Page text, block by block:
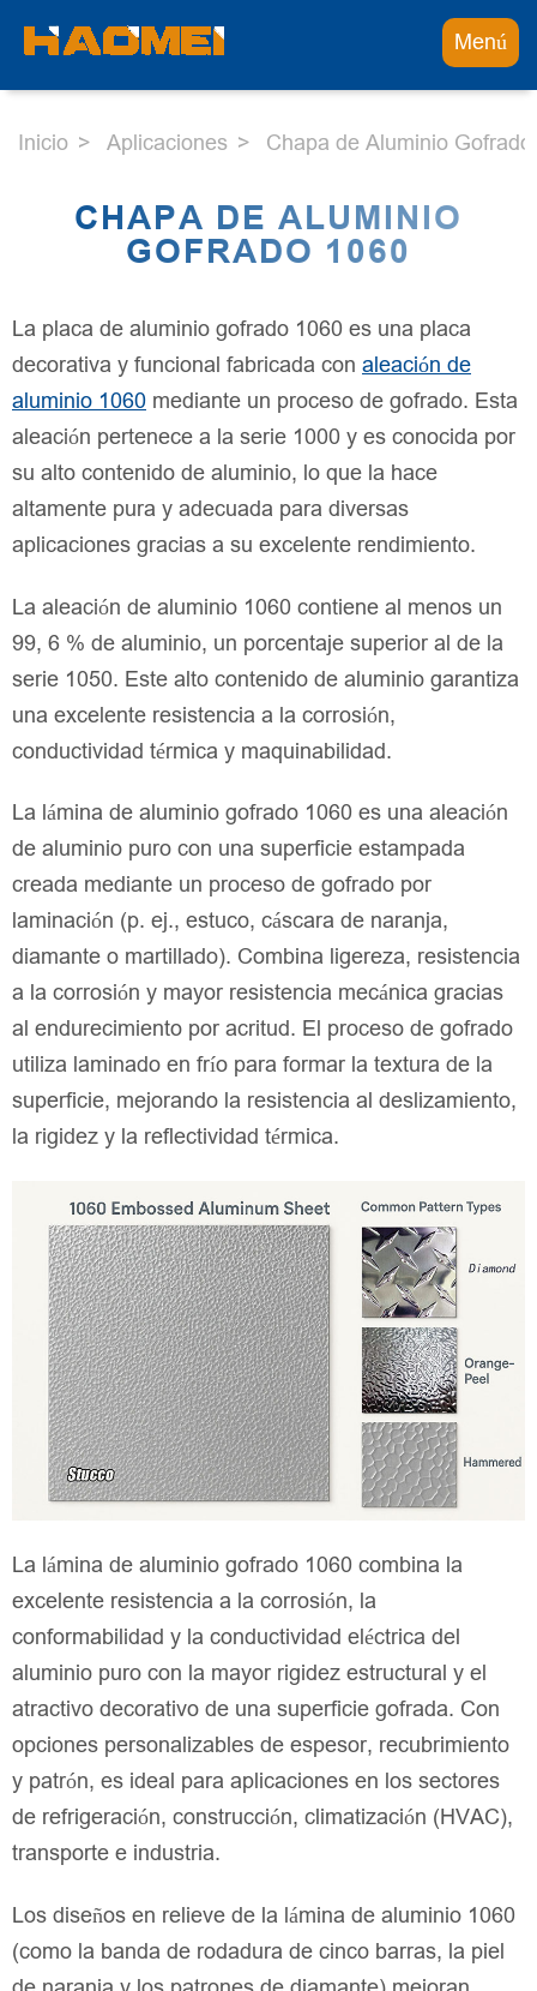
Menú
Inicio Aplicaciones Chapa de Aluminio
CHAPA DE ALUMINIO
GOFRADO 1060
La placa de aluminio gofrado 1060 es una placa
decorativa y funcional fabricada con aleación de
aluminio 1060 mediante un proceso de gofrado. Esta
aleación pertenece a la serie 1000 y es conocida por
su alto contenido de aluminio, lo que la hace
altamente pura y adecuada para diversas
aplicaciones gracias a su excelente rendimiento.
La aleación de aluminio 1060 contiene al menos un
99, 6 % de aluminio, un porcentaje superior al de la
serie 1050. Este alto contenido de aluminio garantiza
una excelente resistencia a la corrosión,
conductividad térmica y maquinabilidad.
La lámina de aluminio gofrado 1060 es una aleación
de aluminio puro con una superficie estampada
creada mediante un proceso de gofrado por
laminación (p. ej., estuco, cáscara de naranja,
diamante o martillado). Combina ligereza, resistencia
a la corrosión y mayor resistencia mecánica gracias
al endurecimiento por acritud. El proceso de gofrado
utiliza laminado en frío para formar la textura de la
superficie, mejorando la resistencia al deslizamiento,
la rigidez y la reflectividad térmica.
La lámina de aluminio gofrado 1060 combina la
excelente resistencia a la corrosión, la
conformabilidad y la conductividad eléctrica del
aluminio puro con la mayor rigidez estructural y el
atractivo decorativo de una superficie gofrada. Con
opciones personalizables de espesor, recubrimiento
y patrón, es ideal para aplicaciones en los sectores
de refrigeración, construcción, climatización (HVAC),
transporte e industria.
Los diseños en relieve de la lámina de aluminio 1060
(como la banda de rodadura de cinco barras, la piel